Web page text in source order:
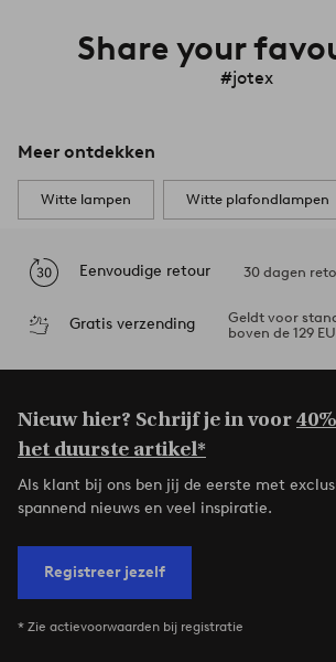
Share your
#jotex
Meer ontdekken
Witte lampen Witte plafondlampen
Eenvoudige retour 30 dagen
Gratis verzending
Geldt voor
boven de 129
Nieuw hier? Schrijf je in voor
het duurste artikel*
Als klant bij ons ben jij de eerste met
spannend nieuws en veel inspiratie.
Registreer jezelf
* Zie actievoorwaarden bij registratie